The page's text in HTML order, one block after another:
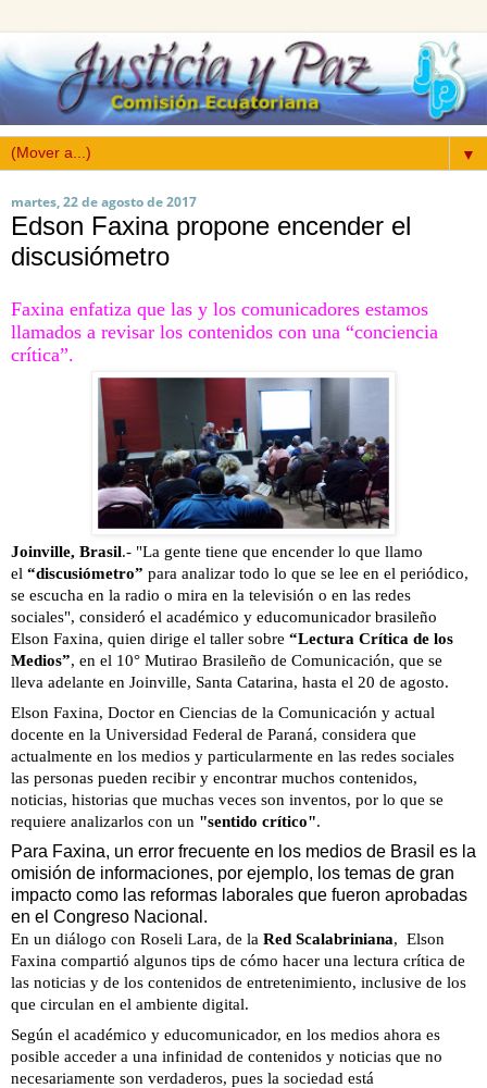
▼
martes, 22 de agosto de 2017
Edson Faxina propone encender el
discusiómetro
Faxina enfatiza que las y los comunicadores estamos
llamados a revisar los contenidos con una “conciencia
crítica”.
Joinville, Brasil.- "La gente tiene que encender lo que llamo
el “discusiómetro” para analizar todo lo que se lee en el periódico,
se escucha en la radio o mira en la televisión o en las redes
sociales", consideró el académico y educomunicador brasileño
Elson Faxina, quien dirige el taller sobre “Lectura Crítica de los
Medios”, en el 10° Mutirao Brasileño de Comunicación, que se
lleva adelante en Joinville, Santa Catarina, hasta el 20 de agosto.
Elson Faxina, Doctor en Ciencias de la Comunicación y actual
docente en la Universidad Federal de Paraná, considera que
actualmente en los medios y particularmente en las redes sociales
las personas pueden recibir y encontrar muchos contenidos,
noticias, historias que muchas veces son inventos, por lo que se
requiere analizarlos con un "sentido crítico".
Para Faxina, un error frecuente en los medios de Brasil es la
omisión de informaciones, por ejemplo, los temas de gran
impacto como las reformas laborales que fueron aprobadas
en el Congreso Nacional.
En un diálogo con Roseli Lara, de la Red Scalabriniana, Elson
Faxina compartió algunos tips de cómo hacer una lectura crítica de
las noticias y de los contenidos de entretenimiento, inclusive de los
que circulan en el ambiente digital.
Según el académico y educomunicador, en los medios ahora es
posible acceder a una infinidad de contenidos y noticias que no
necesariamente son verdaderos, pues la sociedad está